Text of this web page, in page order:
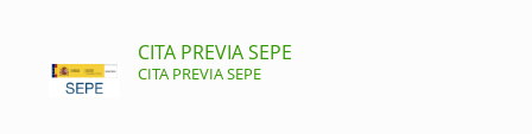
CITA PREVIA SEPE
CITA PREVIA SEPE